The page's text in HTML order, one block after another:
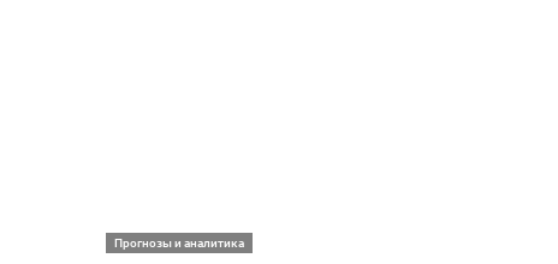
Прогнозы и аналитика